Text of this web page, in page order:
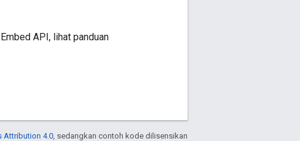
API, lihat panduan
Attribution 4.0 , sedangkan contoh kode dilisensikan